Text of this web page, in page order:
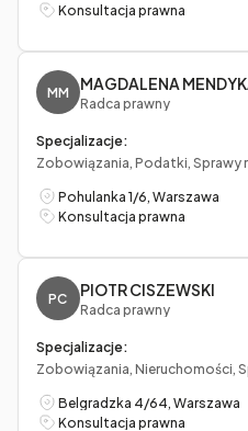
Konsultacja prawna
MM MAGDALENA
Radca prawny
Specjalizacje:
Zobowiązania, Podatki, Sprawy
Pohulanka 1/6, Warszawa
Konsultacja prawna
PC PIOTR CISZEWSKI
Radca prawny
Specjalizacje:
Zobowiązania, Nieruchomości,
Belgradzka 4/64, Warszawa
Konsultacja prawna